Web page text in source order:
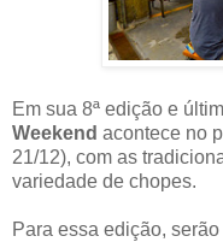
Em sua 8ª edição e
Weekend acontece no
21/12), com as
variedade de chopes.
Para essa edição,